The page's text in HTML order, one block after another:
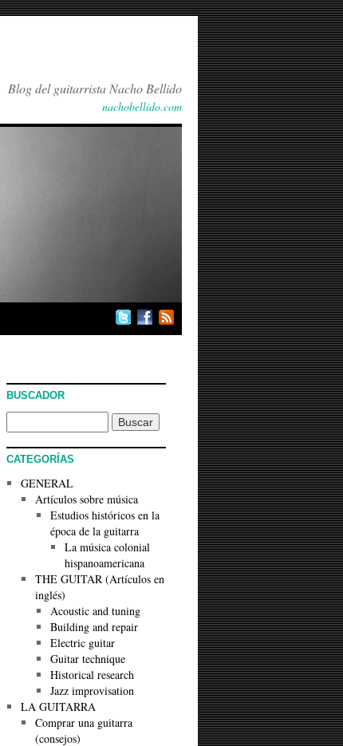
Blog del guitarrista Nacho Bellido
nachobellido.com
BUSCADOR
CATEGORÍAS
GENERAL
Artículos sobre música
Estudios históricos en la
época de la guitarra
La música colonial
hispanoamericana
THE GUITAR (Artículos en
inglés)
Acoustic and tuning
Building and repair
Electric guitar
Guitar technique
Historical research
Jazz improvisation
LA GUITARRA
Comprar una guitarra
(consejos)